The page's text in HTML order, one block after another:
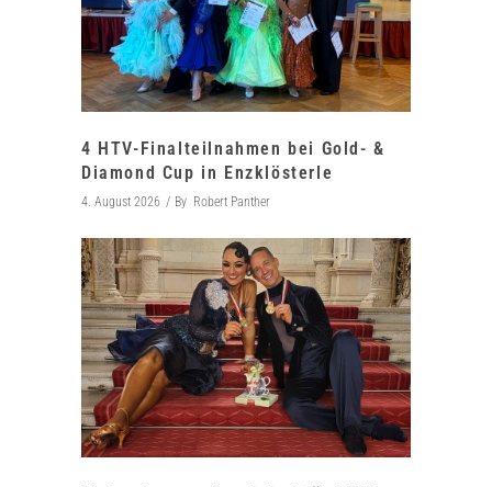
4 HTV-Finalteilnahmen bei Gold- &
Diamond Cup in Enzklösterle
4. August 2026 By Robert Panther